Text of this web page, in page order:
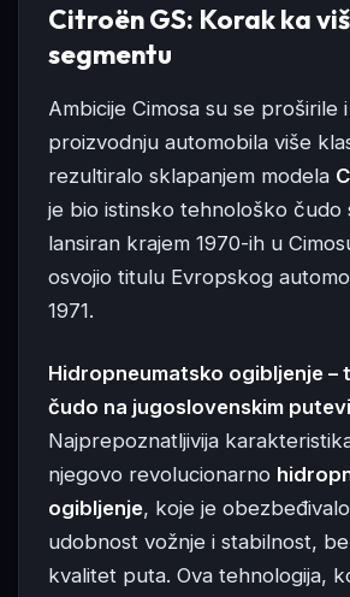
Citroën GS: Korak ka
segmentu
Ambicije Cimosa su se proširile
proizvodnju automobila više
rezultiralo sklapanjem modela
je bio istinsko tehnološko čudo
lansiran krajem 1970-ih u
osvojio titulu Evropskog
1971.
Hidropneumatsko ogibljenje –
čudo na jugoslovenskim
Najprepoznatljivija
njegovo revolucionarno
ogibljenje, koje je
udobnost vožnje i stabilnost,
kvalitet puta. Ova tehnologija,